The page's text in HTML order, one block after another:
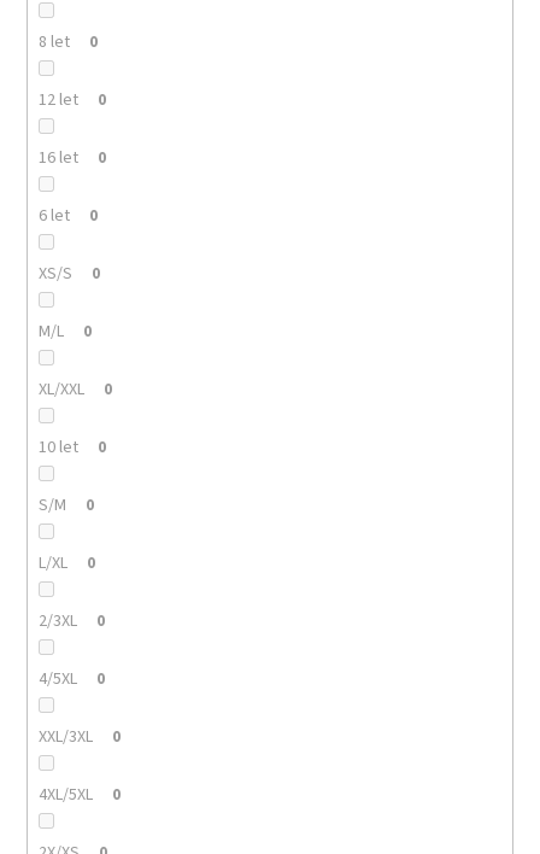
8 let 0
12 let 0
16 let 0
6 let 0
XS/S 0
M/L 0
XL/XXL 0
10 let 0
S/M 0
L/XL 0
2/3XL 0
4/5XL 0
XXL/3XL 0
4XL/5XL 0